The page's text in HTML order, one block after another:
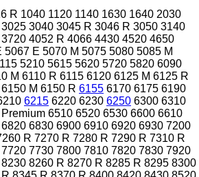
R 1040 1120 1140 1630 1640 2030
3025 3040 3045 R 3046 R 3050 3140
3720 4052 R 4066 4430 4520 4650
5067 E 5070 M 5075 5080 5085 M
5210 5615 5620 5720 5820 6090
M 6110 R 6115 6120 6125 M 6125 R
6150 M 6150 R 6155 6170 6175 6190
6215 6220 6230 6250 6300 6310
6510 6520 6530 6600 6610
6820 6830 6900 6910 6920 6930 7200
R 7270 R 7280 R 7290 R 7310 R
7720 7730 7800 7810 7820 7830 7920
8230 8260 R 8270 R 8285 R 8295 8300